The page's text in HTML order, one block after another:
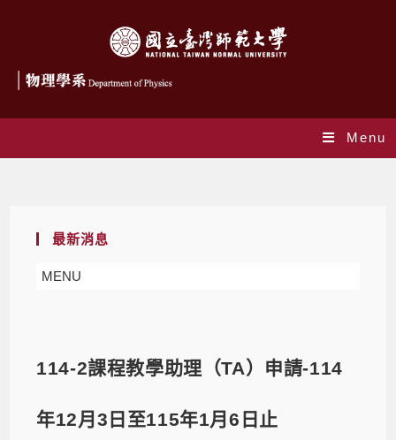
Menu
最新消息
MENU
114-2課程教學助理（TA）申請-114
年12月3日至115年1月6日止